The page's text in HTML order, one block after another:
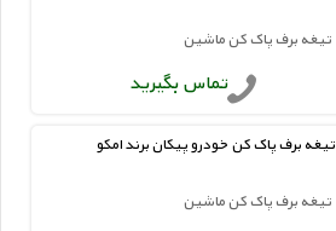
تیغه برف پاک کن ماشین
تماس بگیرید
تیغه برف پاک کن خودرو پیکان برند امکو
تیغه برف پاک کن ماشین